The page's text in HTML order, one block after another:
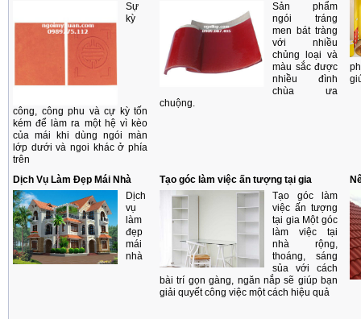
Sự
kỳ
công, công phu và cự kỳ tốn
kém để làm ra một hệ vì kèo
của mái khi dùng ngói màn
lớp dưới và ngoi khác ở phía
trên
Sản phẩm
ngói tráng
men bát tràng
với nhiều
chủng loại và
màu sắc được
nhiều đình
chùa ưa
chuộng.
Dịch Vụ Làm Đẹp Mái Nhà
Dịch
vụ
làm
đẹp
mái
nhà
Tạo góc làm việc ấn tượng tại gia
Tạo góc làm
việc ấn tượng
tại gia Một góc
làm việc tại
nhà rộng,
thoáng, sáng
sủa với cách
bài trí gọn gàng, ngăn nắp sẽ giúp bạn
giải quyết công việc một cách hiệu quả